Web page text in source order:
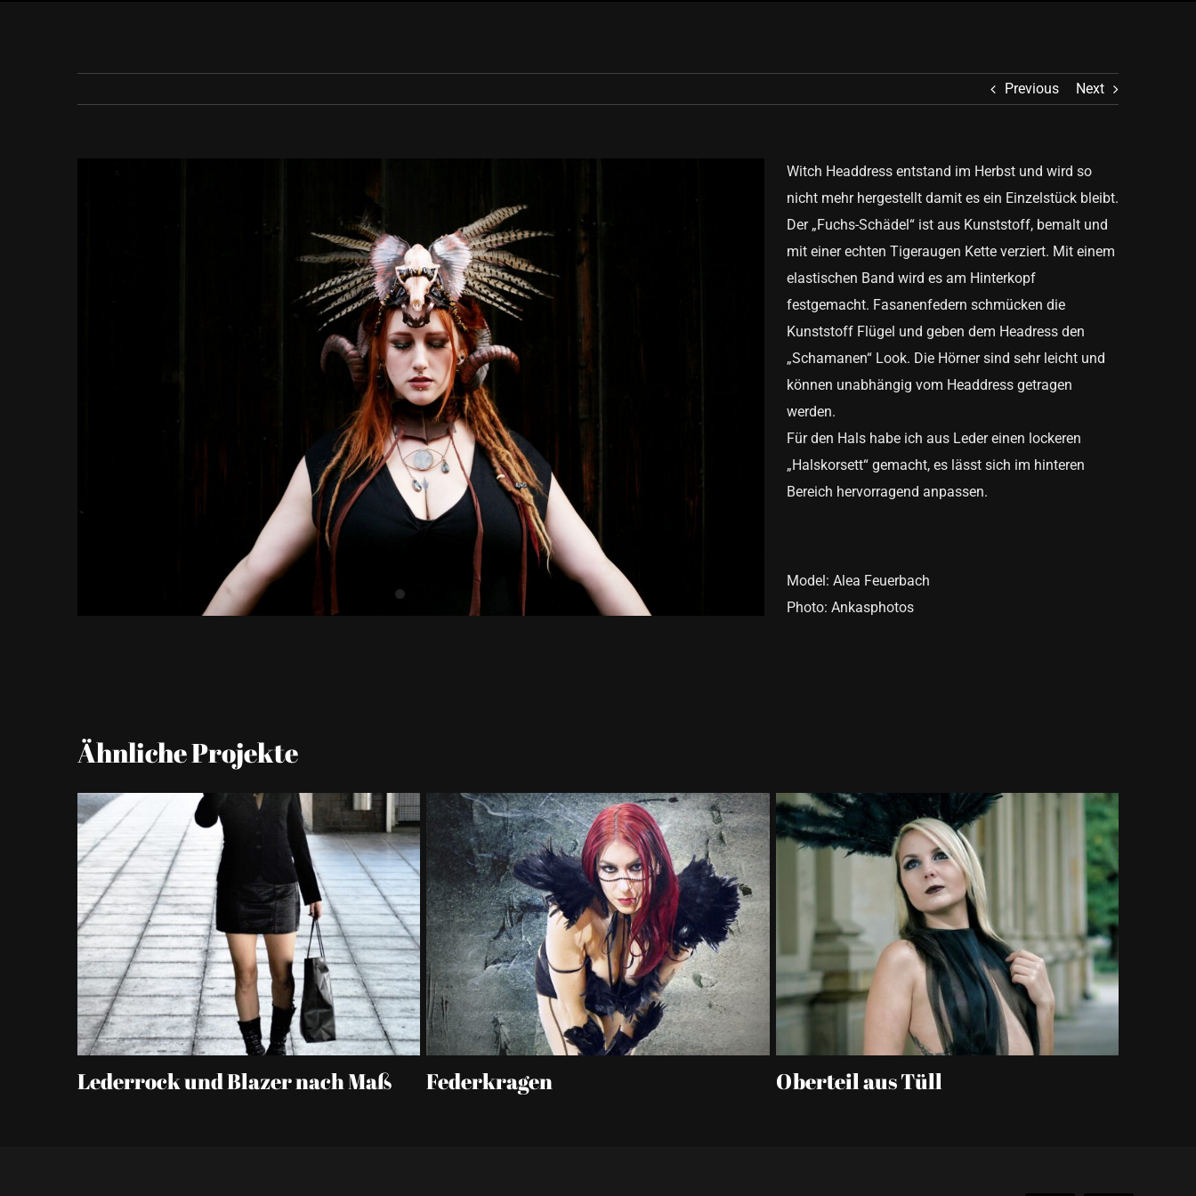
Previous Next
Witch Headdress entstand im Herbst und wird so
nicht mehr hergestellt damit es ein Einzelstück bleibt.
Der „Fuchs-Schädel“ ist aus Kunststoff, bemalt und
mit einer echten Tigeraugen Kette verziert. Mit einem
elastischen Band wird es am Hinterkopf
festgemacht. Fasanenfedern schmücken die
Kunststoff Flügel und geben dem Headress den
„Schamanen“ Look. Die Hörner sind sehr leicht und
können unabhängig vom Headdress getragen
werden.
Für den Hals habe ich aus Leder einen lockeren
„Halskorsett“ gemacht, es lässt sich im hinteren
Bereich hervorragend anpassen.
Model: Alea Feuerbach
Photo: Ankasphotos
Ähnliche Projekte
Lederrock und Blazer nach Maß Federkragen Oberteil aus Tüll